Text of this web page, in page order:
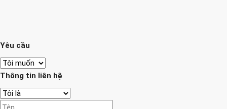
Yêu cầu
Thông tin liên hệ